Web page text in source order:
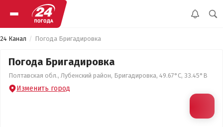
24 Канал Погода Бригадировка
Погода Бригадировка
Полтавская обл., Лубенский район, Бригадировка, 49.67°С, 33.45°В
Изменить город